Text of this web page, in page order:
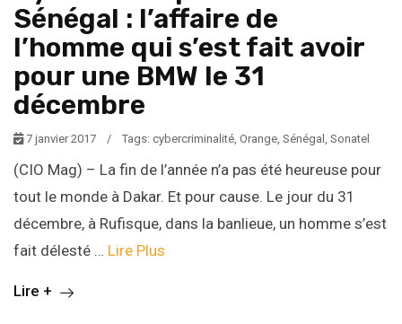
Sénégal : l’affaire de
l’homme qui s’est fait avoir
pour une BMW le 31
décembre
7 janvier 2017 / Tags: cybercriminalité Orange Sénégal Sonatel
(CIO Mag) – La fin de l’année n’a pas été heureuse pour
tout le monde à Dakar. Et pour cause. Le jour du 31
décembre, à Rufisque, dans la banlieue, un homme s’est
fait délesté … Lire Plus
Lire +